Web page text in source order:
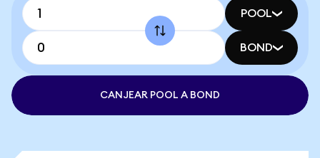
POOL
BOND
CANJEAR POOL A BOND